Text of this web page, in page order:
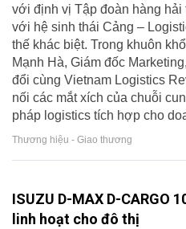
với định vị Tập đoàn hàng
với hệ sinh thái Cảng –
thế khác biệt. Trong khuôn
Mạnh Hà, Giám đốc
đổi cùng Vietnam Logistics
nối các mắt xích của chuỗi
pháp logistics tích hợp cho
Thương hiệu - Giao thương
ISUZU D-MAX D-CARGO
linh hoạt cho đô thị